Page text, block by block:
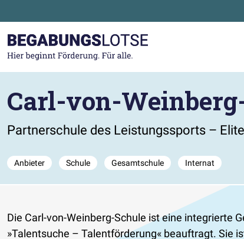
Zur Startseite gehen
Carl-von-
Partnerschule des Leistungssports –
Anbieter Schule Gesamtschule Internat
Die Carl-von-Weinberg-Schule ist eine integrierte
»Talentsuche – Talentförderung« beauftragt. Sie